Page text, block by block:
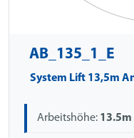
AB_135_1_E
System Lift 13,5m
Arbeitshöhe: 13.5m